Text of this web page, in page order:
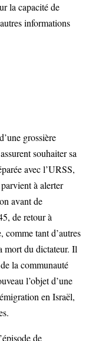
la capacité de
informations
grossière
souhaiter sa
avec l’URSS,
à alerter
avant de
de retour à
tant d’autres
mort du dictateur. Il
la communauté
l’objet d’une
en Israël,
de